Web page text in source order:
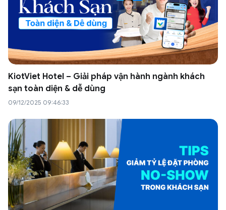
KiotViet Hotel – Giải pháp vận hành ngành khách
sạn toàn diện & dễ dùng
09/12/2025 09:46:33